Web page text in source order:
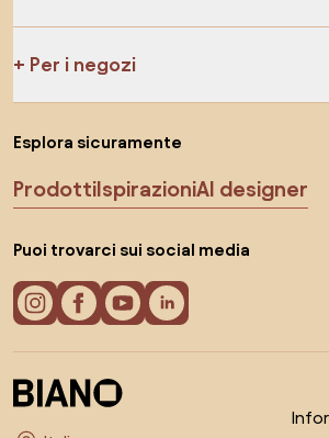
Per i negozi
Esplora sicuramente
ProdottiIspirazioniAI designer
Puoi trovarci sui social media